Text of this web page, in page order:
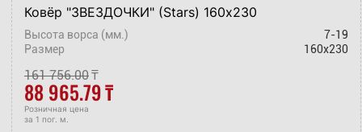
Ковёр "ЗВЕЗДОЧКИ" (Stars) 160х230
Высота ворса (мм.)
7-19
Размер
160x230
161 756.00₸
88 965.79₸
Розничная цена
за 1 пог. м.